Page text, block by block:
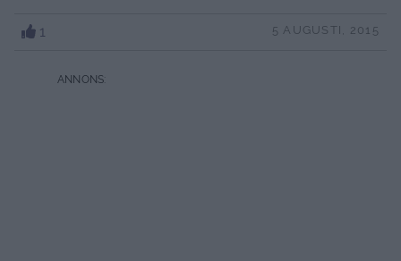
1 5 AUGUSTI, 2015